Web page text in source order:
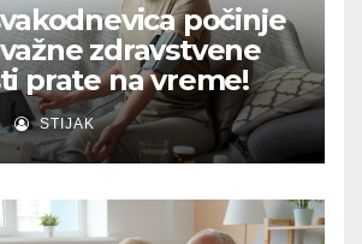
počinje
zdravstvene
prate na vreme!
STIJAK